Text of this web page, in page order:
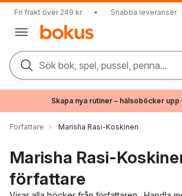
Fri frakt över 249 kr • Snabba leveranser
Sök bok, spel, pussel, penna...
Skapa nya rutiner – hälsoböcker
Författare Marisha Rasi-Koskinen
Marisha Rasi-
författare